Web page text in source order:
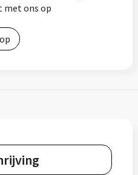
met ons op